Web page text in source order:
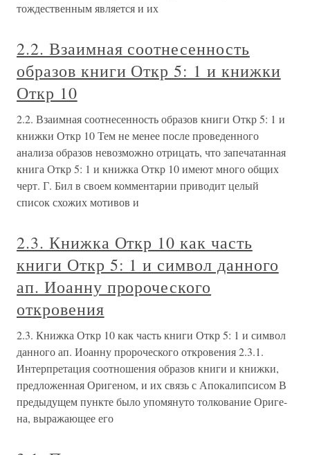
тождественным является и их
2.2. Взаимная соотнесенность
образов книги Откр 5: 1 и книжки
Откр 10
2.2. Взаимная соотнесенность образов книги Откр 5: 1 и
книжки Откр 10 Тем не менее после проведенного
анализа образов невозможно отрицать, что запечатанная
книга Откр 5: 1 и книжка Откр 10 имеют много общих
черт. Г. Бил в своем комментарии приводит целый
список схожих мотивов и
2.3. Книжка Откр 10 как часть
книги Откр 5: 1 и символ данного
ап. Иоанну пророческого
откровения
2.3. Книжка Откр 10 как часть книги Откр 5: 1 и символ
данного ап. Иоанну пророческого откровения 2.3.1.
Интерпретация соотношения образов книги и книжки,
предложенная Оригеном, и их связь с Апокалипсисом В
предыдущем пункте было упомянуто толкование Ориге-
на, выражающее его